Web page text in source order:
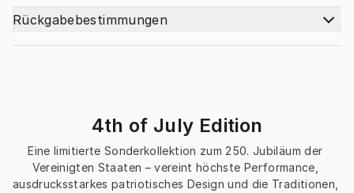
Rückgabebestimmungen
4th of July Edition
Eine limitierte Sonderkollektion zum 250. Jubiläum der
Vereinigten Staaten – vereint höchste Performance,
ausdrucksstarkes patriotisches Design und die Traditionen,